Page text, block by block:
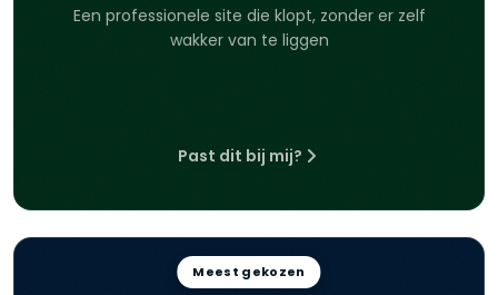
Een professionele site die klopt, zonder er zelf
wakker van te liggen
Past dit bij mij?
Meest gekozen